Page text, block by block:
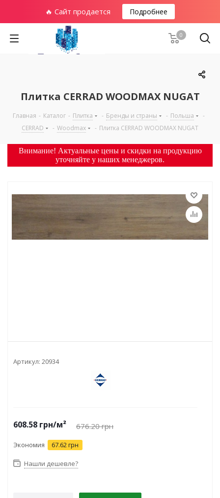
🔥 Сайт продается Подробнее
0
Плитка CERRAD WOODMAX NUGAT
Главная - Каталог - Плитка - Бренды и страны - Польша
-
CERRAD
- Woodmax - Плитка CERRAD WOODMAX NUGAT
Внимание! Актуальные цены и скидки на продукцию
уточняйте у наших менеджеров.
Артикул: 20934
608.58 грн/м² 676.20грн
Экономия 67.62 грн
Нашли дешевле?